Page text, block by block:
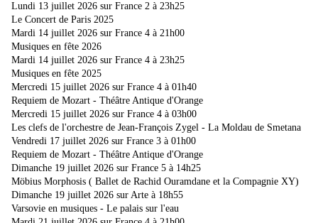
Lundi 13 juillet 2026 sur France 2 à 23h25
Le Concert de Paris 2025
Mardi 14 juillet 2026 sur France 4 à 21h00
Musiques en fête 2026
Mardi 14 juillet 2026 sur France 4 à 23h25
Musiques en fête 2025
Mercredi 15 juillet 2026 sur France 4 à 01h40
Requiem de Mozart - Théâtre Antique d'Orange
Mercredi 15 juillet 2026 sur France 4 à 03h00
Les clefs de l'orchestre de Jean-François Zygel - La Moldau de Smetana
Vendredi 17 juillet 2026 sur France 3 à 01h00
Requiem de Mozart - Théâtre Antique d'Orange
Dimanche 19 juillet 2026 sur France 5 à 14h25
Möbius Morphosis ( Ballet de Rachid Ouramdane et la Compagnie XY)
Dimanche 19 juillet 2026 sur Arte à 18h55
Varsovie en musiques - Le palais sur l'eau